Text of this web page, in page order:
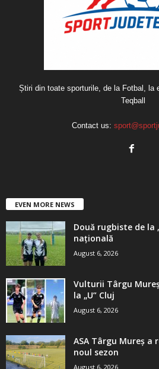
Știri din toate sporturile, de la Fotbal, la
Teqball
Contact us:
EVEN MORE NEWS
Două rugbiste de la
națională
August 6, 2026
Vulturii Târgu
la „U” Cluj
August 6, 2026
ASA Târgu Mureș
noul sezon
August 6, 2026